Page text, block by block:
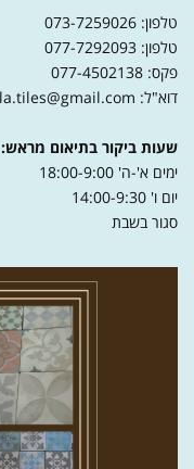
טלפון: 073-7259026
טלפון: 077-7292093
פקס: 077-4502138
דוא"ל: ayala.tiles@gmail.com
שעות ביקור בתיאום מראש:
ימים א'-ה' 18:00-9:00
יום ו' 14:00-9:30
סגור בשבת